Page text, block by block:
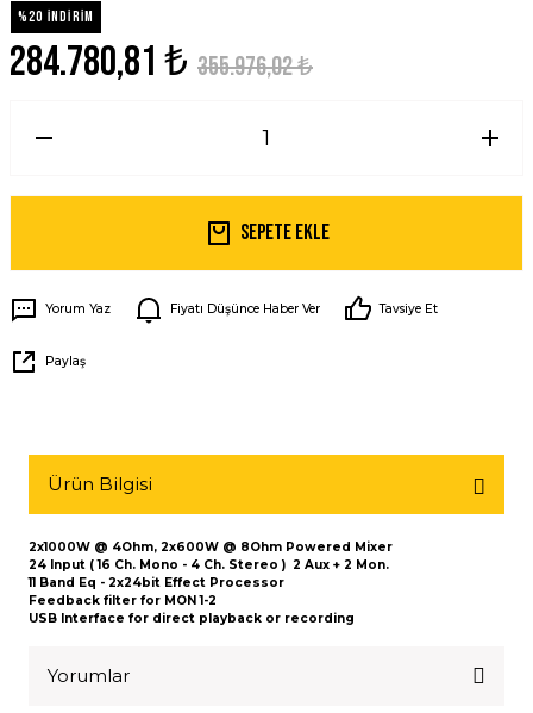
%20 İNDİRİM
284.780,81 ₺ 355.976,02 ₺
Sepete Ekle
Yorum Yaz Fiyatı Düşünce Haber Ver Tavsiye Et
Paylaş
Ürün Bilgisi
2x1000W @ 4Ohm, 2x600W @ 8Ohm Powered Mixer
24 Input ( 16 Ch. Mono - 4 Ch. Stereo ) 2 Aux + 2 Mon.
11 Band Eq - 2x24bit Effect Processor
Feedback filter for MON 1-2
USB Interface for direct playback or recording
Yorumlar